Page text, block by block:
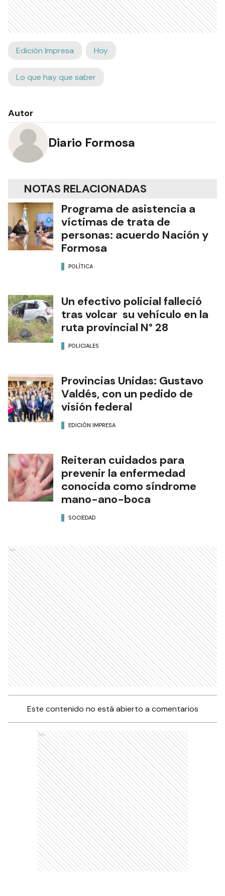
Edición Impresa Hoy
Lo que hay que saber
Autor
Diario Formosa
NOTAS RELACIONADAS
Programa de asistencia a
víctimas de trata de
personas: acuerdo Nación y
Formosa
POLÍTICA
Un efectivo policial falleció
tras volcar su vehículo en la
ruta provincial N° 28
POLICIALES
Provincias Unidas: Gustavo
Valdés, con un pedido de
visión federal
EDICIÓN IMPRESA
Reiteran cuidados para
prevenir la enfermedad
conocida como síndrome
mano-ano-boca
SOCIEDAD
Ads
Este contenido no está abierto a comentarios
Ads